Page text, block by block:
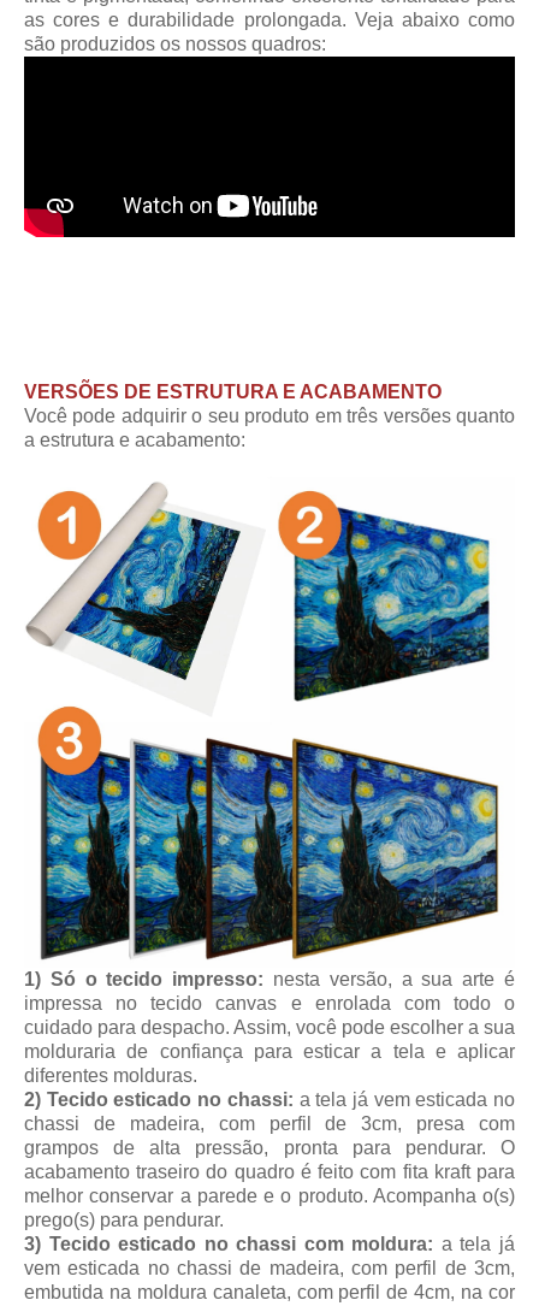
as cores e durabilidade prolongada. Veja abaixo como
são produzidos os nossos quadros:
VERSÕES DE ESTRUTURA E ACABAMENTO
Você pode adquirir o seu produto em três versões quanto
a estrutura e acabamento:
1) Só o tecido impresso: nesta versão, a sua arte é
impressa no tecido canvas e enrolada com todo o
cuidado para despacho. Assim, você pode escolher a sua
molduraria de confiança para esticar a tela e aplicar
diferentes molduras.
2) Tecido esticado no chassi: a tela já vem esticada no
chassi de madeira, com perfil de 3cm, presa com
grampos de alta pressão, pronta para pendurar. O
acabamento traseiro do quadro é feito com fita kraft para
melhor conservar a parede e o produto. Acompanha o(s)
prego(s) para pendurar.
3) Tecido esticado no chassi com moldura: a tela já
vem esticada no chassi de madeira, com perfil de 3cm,
embutida na moldura canaleta, com perfil de 4cm, na cor